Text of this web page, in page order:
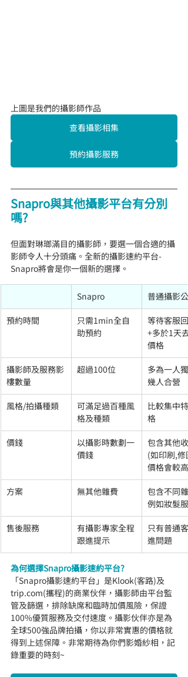
上圖是我們的攝影師作品
查看攝影相集
預約攝影服務
Snapro與其他攝影平台有分別
嗎?
但面對琳瑯滿目的攝影師，要選一個合適的攝
影師令人十分頭痛。全新的攝影速約平台-
Snapro將會是你一個新的選擇。
Snapro 普通攝影公
預約時間
只需1min全自
助預約
等待客服回
+多於1天去
價格
攝影師及服務影
樓數量
超過100位
多為一人獨
幾人合營
風格/拍攝種類
可滿足過百種風
格及種類
比較集中特
格
價錢
以攝影時數劃一
價錢
包含其他收
(如印刷,修
價格會較高
方案 無其他雜費
包含不同雜
例如妝髮服
售後服務
有攝影專家全程
跟進提示
只有普通客
進問題
為何選擇Snapro攝影速約平台?
「Snapro攝影速約平台」是Klook(客路)及
trip.com(攜程)的商業伙伴，攝影師由平台監
管及篩選，排除缺席和臨時加價風險，保證
100%優質服務及交付速度。攝影伙伴亦是為
全球500強品牌拍攝，你以非常實惠的價格就
得到上述保障。 非常期待為你們影婚紗相，記
錄重要的時刻~